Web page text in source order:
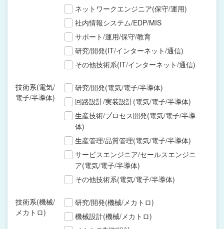
ネットワークエンジニア(保守/運用)
社内情報システム/EDP/MIS
サポート/運用/保守/教育
研究/開発(IT/インターネット/通信)
その他技術系(IT/インターネット/通信)
技術系(電気/
電子/半導体)
研究/開発(電気/電子/半導体)
回路設計/実装設計(電気/電子/半導体)
生産技術/プロセス開発(電気/電子/半導
体)
生産管理/品質管理(電気/電子/半導体)
サービスエンジニア/セールスエンジニ
ア(電気/電子/半導体)
その他技術系(電気/電子/半導体)
技術系(機械/
メカトロ)
研究/開発(機械/メカトロ)
機械設計(機械/メカトロ)